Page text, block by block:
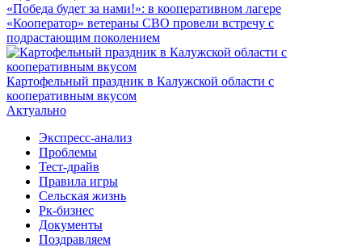
«Победа будет за нами!»: в кооперативном лагере
«Кооператор» ветераны СВО провели встречу с
подрастающим поколением
Картофельный праздник в Калужской области с
кооперативным вкусом
Актуально
Экспресс-анализ
Проблемы
Тест-драйв
Правила игры
Сельская жизнь
Рк-бизнес
Документы
Поздравляем